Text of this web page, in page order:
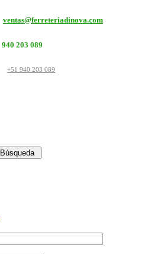
ventas@ferreteriadinova.com
940 203 089
+51 940 203 089
Búsqueda